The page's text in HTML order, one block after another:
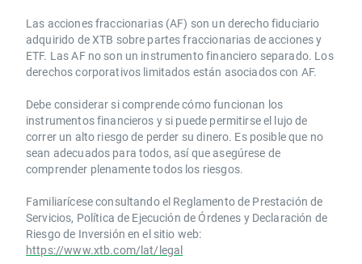
Las acciones fraccionarias (AF) son un derecho fiduciario
adquirido de XTB sobre partes fraccionarias de acciones y
ETF. Las AF no son un instrumento financiero separado. Los
derechos corporativos limitados están asociados con AF.
Debe considerar si comprende cómo funcionan los
instrumentos financieros y si puede permitirse el lujo de
correr un alto riesgo de perder su dinero. Es posible que no
sean adecuados para todos, así que asegúrese de
comprender plenamente todos los riesgos.
Familiarícese consultando el Reglamento de Prestación de
Servicios, Política de Ejecución de Órdenes y Declaración de
Riesgo de Inversión en el sitio web:
https://www.xtb.com/lat/legal